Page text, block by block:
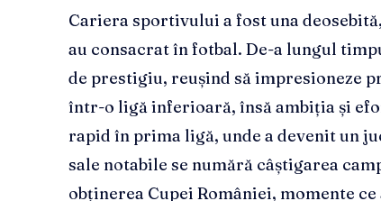
Cariera sportivului a fost una
au consacrat în fotbal. De-a lungul
de prestigiu, reușind să impresioneze
într-o ligă inferioară, însă ambiția și
rapid în prima ligă, unde a devenit un
sale notabile se numără câștigarea
obținerea Cupei României, momente